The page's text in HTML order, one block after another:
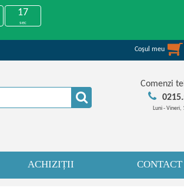
17
sec
Coşul meu
Comenzi
Luni - Vineri,
ACHIZIȚII CONTACT